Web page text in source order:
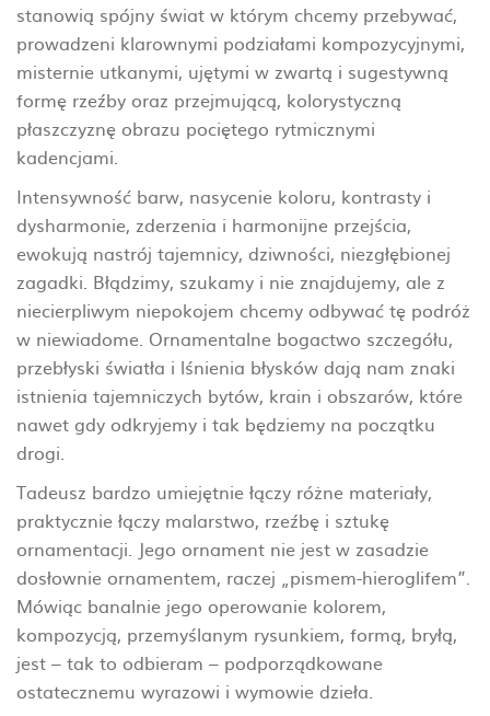
stanowią spójny świat w którym chcemy przebywać,
prowadzeni klarownymi podziałami kompozycyjnymi,
misternie utkanymi, ujętymi w zwartą i sugestywną
formę rzeźby oraz przejmującą, kolorystyczną
płaszczyznę obrazu pociętego rytmicznymi
kadencjami.
Intensywność barw, nasycenie koloru, kontrasty i
dysharmonie, zderzenia i harmonijne przejścia,
ewokują nastrój tajemnicy, dziwności, niezgłębionej
zagadki. Błądzimy, szukamy i nie znajdujemy, ale z
niecierpliwym niepokojem chcemy odbywać tę podróż
w niewiadome. Ornamentalne bogactwo szczegółu,
przebłyski światła i lśnienia błysków dają nam znaki
istnienia tajemniczych bytów, krain i obszarów, które
nawet gdy odkryjemy i tak będziemy na początku
drogi.
Tadeusz bardzo umiejętnie łączy różne materiały,
praktycznie łączy malarstwo, rzeźbę i sztukę
ornamentacji. Jego ornament nie jest w zasadzie
dosłownie ornamentem, raczej „pismem-hieroglifem”.
Mówiąc banalnie jego operowanie kolorem,
kompozycją, przemyślanym rysunkiem, formą, bryłą,
jest – tak to odbieram – podporządkowane
ostatecznemu wyrazowi i wymowie dzieła.